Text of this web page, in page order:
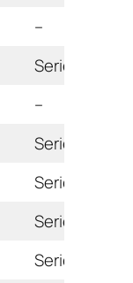
–
Serie
–
Serie
Serie
Serie
Serie